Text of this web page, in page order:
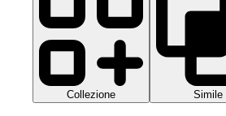
Collezione Simile